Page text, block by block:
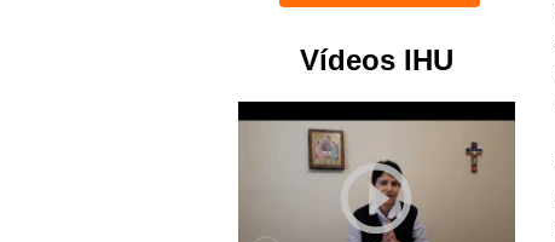
Vídeos IHU
play_circle_outline